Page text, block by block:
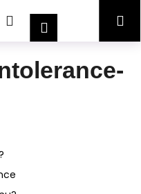
HledatPřihlášeníNákupní
košík